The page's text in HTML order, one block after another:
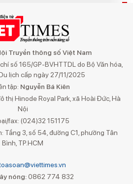
Truyền thông số Việt Nam
số 165/GP-BVHTTDL do Bộ Văn hóa,
lịch cấp ngày 27/11/2025
tập: Nguyễn Bá Kiên
thị Hinode Royal Park, xã Hoài Đức, Hà
Nội
fax: (024)32 151175
Tầng 3, số 54, đường C1, phường Tân
Bình, TP.HCM
nóng: 0862 774 832